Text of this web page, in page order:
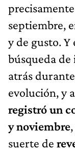
septiembre,
y de gusto. Y
búsqueda
atrás
evolución, y
registró un
y noviembre
suerte de